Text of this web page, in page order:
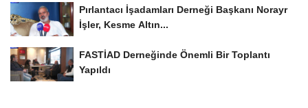
Pırlantacı İşadamları Derneği Başkanı Norayr
İşler, Kesme Altın...
FASTİAD Derneğinde Önemli Bir Toplantı
Yapıldı